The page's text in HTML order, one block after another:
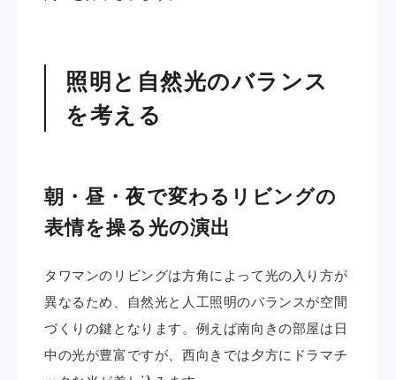
照明と自然光のバランス
を考える
朝・昼・夜で変わるリビングの
表情を操る光の演出
タワマンのリビングは方角によって光の入り方が
異なるため、自然光と人工照明のバランスが空間
づくりの鍵となります。例えば南向きの部屋は日
中の光が豊富ですが、西向きでは夕方にドラマチ